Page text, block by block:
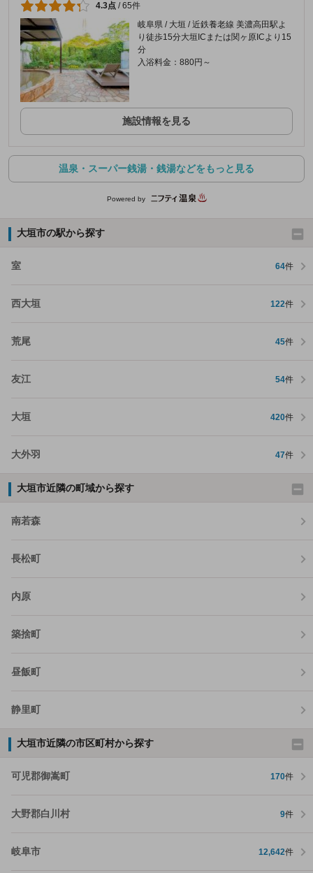
4.3点 /65件
岐阜県 / 大垣 / 近鉄養老線 美濃高田駅よ
り徒歩15分大垣ICまたは関ヶ原ICより15
分
入浴料金：880円～
施設情報を見る
温泉・スーパー銭湯・銭湯などをもっと見る
Powered by
大垣市の駅から探す
室 64件
西大垣 122件
荒尾 45件
友江 54件
大垣 420件
大外羽 47件
大垣市近隣の町域から探す
南若森
長松町
内原
築捨町
昼飯町
静里町
大垣市近隣の市区町村から探す
可児郡御嵩町 170件
大野郡白川村 9件
岐阜市 12,642件